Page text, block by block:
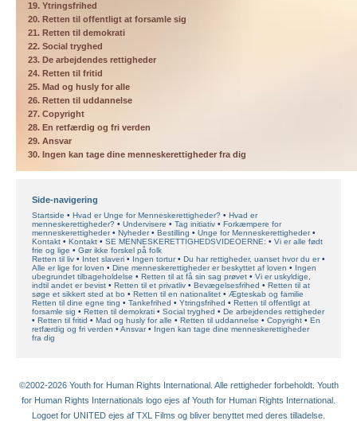
19. Ytringsfrihed
20. Retten til offentligt at forsamle sig
21. Retten til demokrati
22. Social tryghed
23. De arbejdendes rettigheder
24. Retten til fritid
25. Mad og husly for alle
26. Retten til uddannelse
27. Copyright
28. En retfærdig og fri verden
29. Ansvar
30. Ingen kan tage dine menneskerettigheder fra dig
Side-navigering
Startside Hvad er Unge for Menneskerettigheder?
Hvad er
menneskerettigheder?
Undervisere Tag initiativ
Forkæmpere for
menneskerettigheder
Nyheder Bestilling
Unge for Menneskerettigheder
Kontakt
Kontakt SE MENNESKERETTIGHEDSVIDEOERNE:
Vi er alle født
frie og lige
Gør ikke forskel på folk
Retten til liv
Intet slaveri Ingen tortur
Du har rettigheder, uanset hvor du er
Alle er lige for loven
Dine menneskerettigheder er beskyttet af loven
Ingen
ubegrundet tilbageholdelse
Retten til at få sin sag prøvet
Vi er uskyldige,
indtil andet er bevist
Retten til et privatliv Bevægelsesfrihed
Retten til at
søge et sikkert sted at bo
Retten til en nationalitet
Ægteskab og familie
Retten til dine egne ting
Tankefrihed Ytringsfrihed
Retten til offentligt at
forsamle sig
Retten til demokrati Social tryghed
De arbejdendes rettigheder
Retten til fritid
Mad og husly for alle Retten til uddannelse Copyright
En
retfærdig og fri verden
Ansvar
Ingen kan tage dine menneskerettigheder
fra dig
©2002-2026 Youth for Human Rights International. Alle rettigheder forbeholdt. Youth
for Human Rights Internationals logo ejes af Youth for Human Rights International.
Logoet for UNITED ejes af TXL Films og bliver benyttet med deres tilladelse.